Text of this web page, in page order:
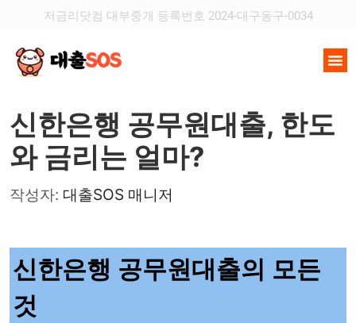
저금리닷컴 대부중개 등록번호 2024-대구동구-0034
신한은행 공무원대출, 한도
와 금리는 얼마?
작성자: 대출SOS 매니저
신한은행 공무원대출의 모든
것